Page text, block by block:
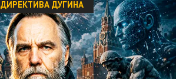
ДИРЕКТИВА ДУГИНА